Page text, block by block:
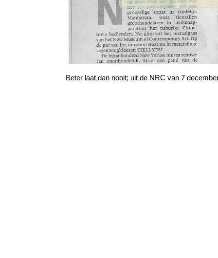
Beter laat dan nooit; uit de NRC van 7